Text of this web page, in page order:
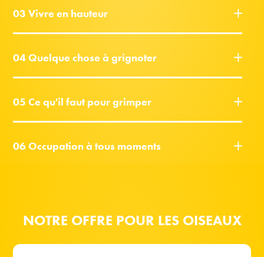
03 Vivre en hauteur
04 Quelque chose à grignoter
05 Ce qu'il faut pour grimper
06 Occupation à tous moments
NOTRE OFFRE POUR LES OISEAUX